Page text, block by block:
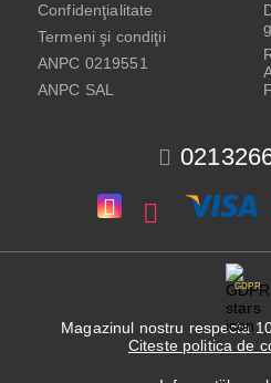
Confidenţialitate
Termeni şi condiţii
ANPC 0219551
ANPC SAL
GDPR
Magazinul nostru respecta
Citeste politica de